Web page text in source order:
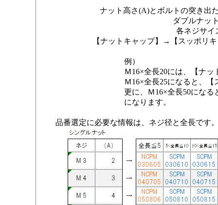
ナット高さ(A)とボルトの突き出
ダブルナッ
各ネジサイ
【ナットキャップ】→【スッポリ
例）
Ｍ16×全長20には、
【ナ
Ｍ16×全長25になると、
更に、
Ｍ16×全長50になる
になります。
品番選定に必要な情報は、ネジ径と全長です